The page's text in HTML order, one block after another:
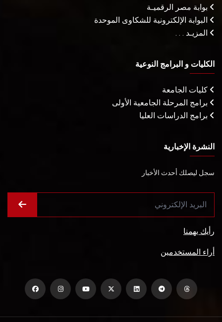
بوابة مصر الرقميـة
البوابة الإلكترونية للشكاوى الموحدة
المزيـد . . .
الكليات و البرامج النوعية
كليات الجامعة
برامج المرحلة الجامعية الأولى
برامج الدراسات العليا
النشرة الإخبارية
سجل ليصلك أحدث الأخبار
رأيك يهمنا
أراء المستخدمين